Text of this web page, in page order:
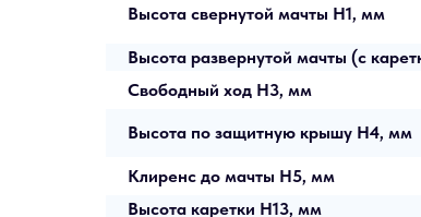
Высота свернутой мачты H1, мм
Высота развернутой мачты (с
Свободный ход H3, мм
Высота по защитную крышу H4, мм
Клиренс до мачты H5, мм
Высота каретки H13, мм